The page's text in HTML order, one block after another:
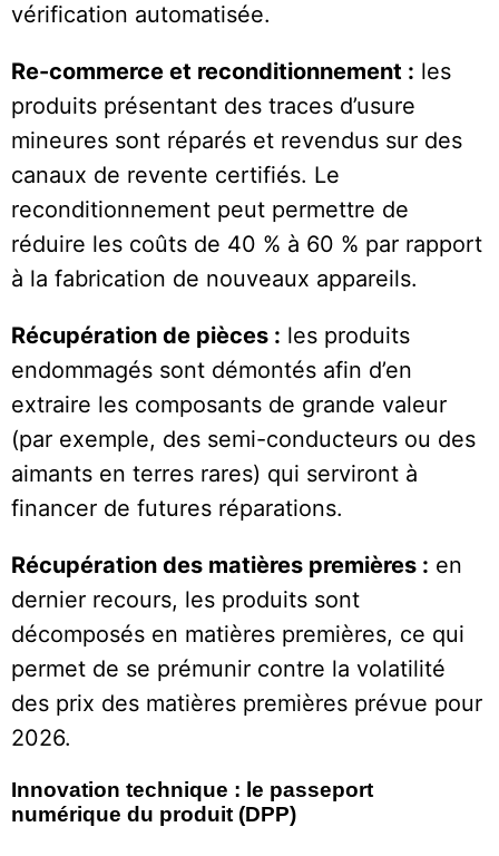
vérification automatisée.
Re-commerce et reconditionnement : les
produits présentant des traces d’usure
mineures sont réparés et revendus sur des
canaux de revente certifiés. Le
reconditionnement peut permettre de
réduire les coûts de 40 % à 60 % par rapport
à la fabrication de nouveaux appareils.
Récupération de pièces : les produits
endommagés sont démontés afin d’en
extraire les composants de grande valeur
(par exemple, des semi-conducteurs ou des
aimants en terres rares) qui serviront à
financer de futures réparations.
Récupération des matières premières : en
dernier recours, les produits sont
décomposés en matières premières, ce qui
permet de se prémunir contre la volatilité
des prix des matières premières prévue pour
2026.
Innovation technique : le passeport
numérique du produit (DPP)